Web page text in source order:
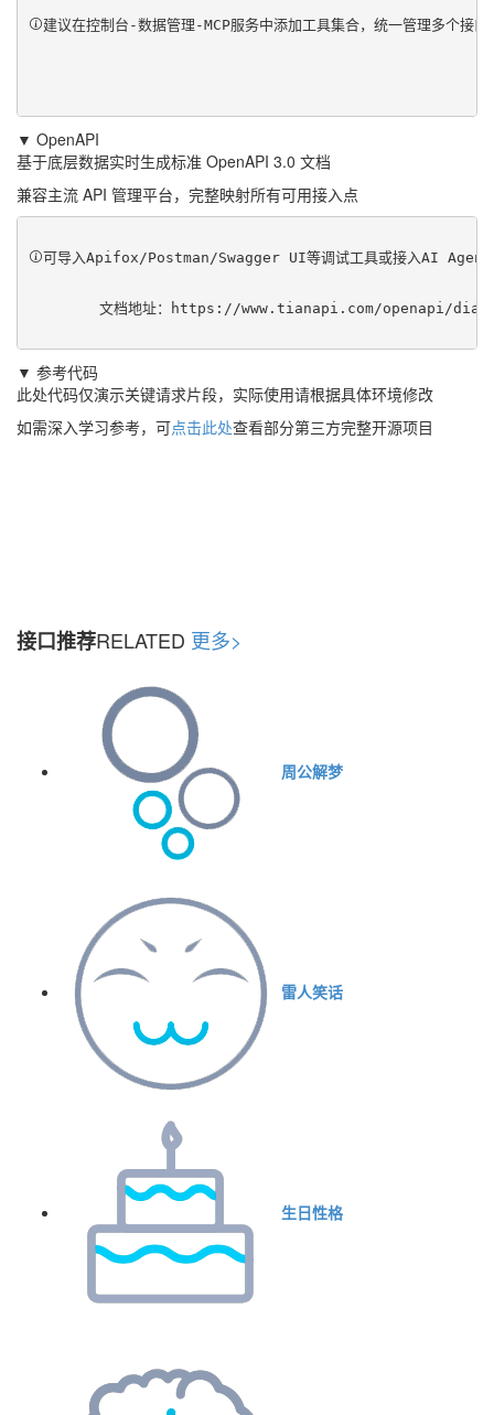
建议在控制台-数据管理-MCP服务中添加工具集合，统一管理多个接口
▼ OpenAPI
基于底层数据实时生成标准 OpenAPI 3.0 文档
兼容主流 API 管理平台，完整映射所有可用接入点
可导入Apifox/Postman/Swagger UI等调试工具或接入AI Agent
	文档地址：
https://www.tianapi.com/openapi/
▼ 参考代码
此处代码仅演示关键请求片段，实际使用请根据具体环境修改
如需深入学习参考，可点击此处查看部分第三方完整开源项目
接口推荐RELATED 更多>
周公解梦
雷人笑话
生日性格